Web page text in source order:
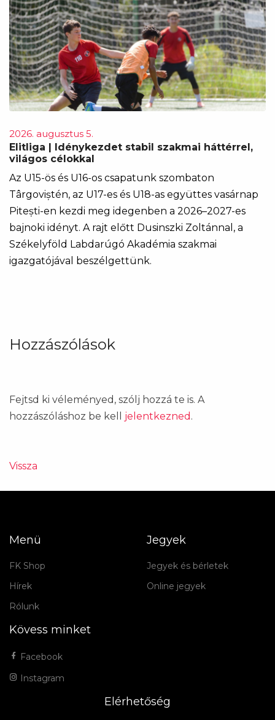
2026. augusztus 5.
Elitliga | Idénykezdet stabil szakmai háttérrel,
világos célokkal
Az U15-ös és U16-os csapatunk szombaton
Târgoviștén, az U17-es és U18-as együttes vasárnap
Pitești-en kezdi meg idegenben a 2026–2027-es
bajnoki idényt. A rajt előtt Dusinszki Zoltánnal, a
Székelyföld Labdarúgó Akadémia szakmai
igazgatójával beszélgettünk.
Hozzászólások
Fejtsd ki véleményed, szólj hozzá te is. A
hozzászóláshoz be kell jelentkezned .
Vissza
Menü
FK Shop
Hírek
Rólunk
Jegyek
Jegyek és bérletek
Online jegyek
Kövess minket
Facebook
Instagram
Elérhetőség